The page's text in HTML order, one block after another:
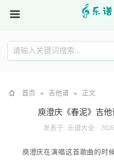
首页 » 吉他谱 » 正文
庾澄庆《春泥》吉
发表于: 乐谱大全 ·
庾澄庆在演唱这首歌曲的时